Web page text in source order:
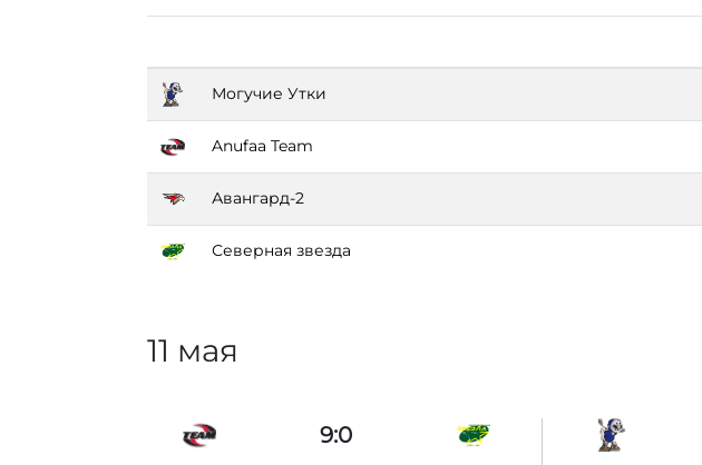
Могучие Утки
Anufaa Team
Авангард-2
Северная звезда
11 мая
9:0